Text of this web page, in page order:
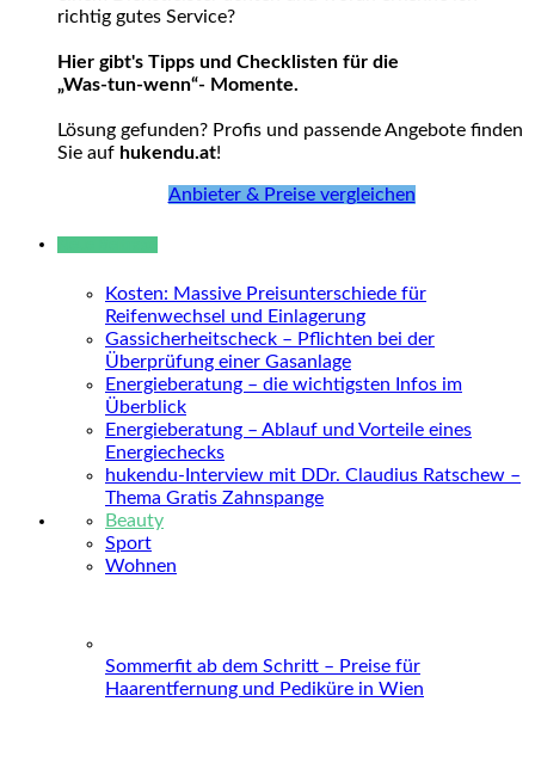
richtig gutes Service?
Hier gibt's Tipps und Checklisten für die
„Was-tun-wenn“- Momente.
Lösung gefunden? Profis und passende Angebote finden
Sie auf hukendu.at!
Anbieter & Preise vergleichen
Kosten: Massive Preisunterschiede für
Reifenwechsel und Einlagerung
Gassicherheitscheck – Pflichten bei der
Überprüfung einer Gasanlage
Energieberatung – die wichtigsten Infos im
Überblick
Energieberatung – Ablauf und Vorteile eines
Energiechecks
hukendu-Interview mit DDr. Claudius Ratschew –
Thema Gratis Zahnspange
Beauty
Sport
Wohnen
Sommerfit ab dem Schritt – Preise für
Haarentfernung und Pediküre in Wien